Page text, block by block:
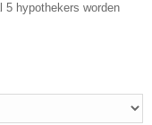
5 hypothekers worden